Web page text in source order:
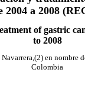
2004 a 2008
of gastric
to 2008
en nombre
Colombia